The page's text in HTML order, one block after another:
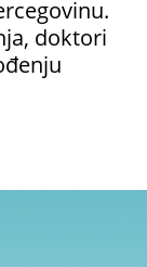
doktori